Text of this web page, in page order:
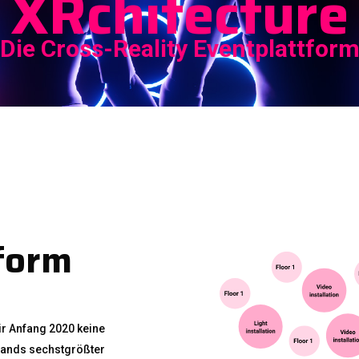
Die Cross-Reality Eventplattform
Anfang 2020 keine
sechstgrößter